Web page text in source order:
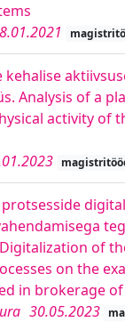
kehalise
Analysis of a
activity of
of
on the
in brokerage
30.05.2023